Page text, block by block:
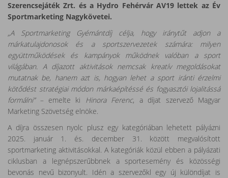
Szerencsejáték Zrt. és a Hydro Fehérvár AV19 lettek az Év
Sportmarketing Nagykövetei.
„A Sportmarketing Gyémántdíj célja, hogy iránytűt adjon a
márkatulajdonosok és a sportszervezetek számára: milyen
együttműködések és kampányok működnek valóban a sport
világában. A díjazott aktivitások nemcsak kreatív megoldásokat
mutatnak be, hanem azt is, hogyan lehet a sport iránti érzelmi
kötődést stratégiai módon márkaépítéssé és fogyasztói lojalitássá
formálni” – emelte ki Hinora Ferenc, a díjat szervező Magyar
Marketing Szövetség elnöke.
A díjra összesen nyolc plusz egy kategóriában lehetett pályázni
2025. január 1. és. december 31. között megvalósított
sportmarketing aktivitásokkal. A kategóriák közül ebben a pályázati
ciklusban a legnépszerűbbnek a sportesemény és közösségi
bevonás nevű bizonyult. Idén a szervezőkl egy új különdíjat is